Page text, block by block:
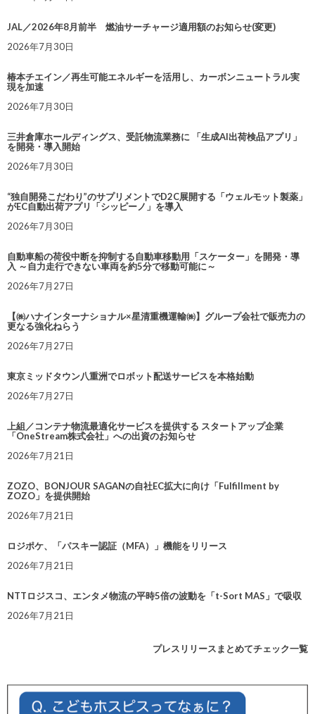
JAL／2026年8月前半 燃油サーチャージ適用額のお知らせ(変更)
2026年7月30日
椿本チエイン／再生可能エネルギーを活用し、カーボンニュートラル実
現を加速
2026年7月30日
三井倉庫ホールディングス、受託物流業務に 「生成AI出荷検品アプリ」
を開発・導入開始
2026年7月30日
“独自開発こだわり”のサプリメントでD2C展開する「ウェルモット製薬」
がEC自動出荷アプリ「シッピーノ」を導入
2026年7月30日
自動車船の荷役中断を抑制する自動車移動用「スケーター」を開発・導
入 ～自力走行できない車両を約5分で移動可能に～
2026年7月27日
【㈱ハナインターナショナル×星清重機運輸㈱】グループ会社で販売力の
更なる強化ねらう
2026年7月27日
東京ミッドタウン八重洲でロボット配送サービスを本格始動
2026年7月27日
上組／コンテナ物流最適化サービスを提供する スタートアップ企業
「OneStream株式会社」への出資のお知らせ
2026年7月21日
ZOZO、BONJOUR SAGANの自社EC拡大に向け「Fulfillment by
ZOZO」を提供開始
2026年7月21日
ロジポケ、「パスキー認証（MFA）」機能をリリース
2026年7月21日
NTTロジスコ、エンタメ物流の平時5倍の波動を「t-Sort MAS」で吸収
2026年7月21日
プレスリリースまとめてチェック一覧